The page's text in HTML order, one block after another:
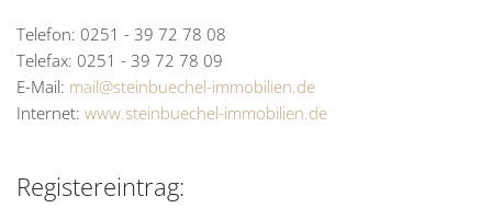
Telefon: 0251 - 39 72 78 08
Telefax: 0251 - 39 72 78 09
E-Mail: mail@steinbuechel-immobilien.de
Internet: www.steinbuechel-immobilien.de
Registereintrag: